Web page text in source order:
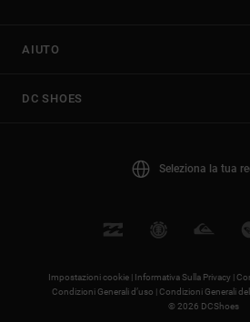
AIUTO
DC SHOES
Seleziona la tua
Impostazioni cookie | Informativa Sulla Privacy |
Condizioni Generali d’uso |Condizioni Generali
© 2026 DCShoes